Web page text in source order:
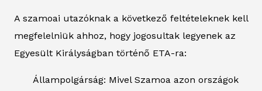
A szamoai utazóknak a következő feltételeknek kell
megfelelniük ahhoz, hogy jogosultak legyenek az
Egyesült Királyságban történő ETA-ra:
Állampolgárság: Mivel Szamoa azon országok